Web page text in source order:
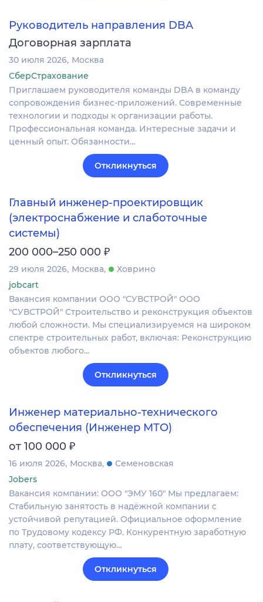
Руководитель направления DBA
Договорная зарплата
30 июля 2026 Москва
СберСтрахование
Приглашаем руководителя команды DBA в команду
сопровождения бизнес-приложений. Современные
технологии и подходы к организации работы.
Профессиональная команда. Интересные задачи и
ценный опыт. Обязанности…
Откликнуться
Главный инженер‑проектировщик
(электроснабжение и слаботочные
системы)
200 000–250 000 ₽
29 июля 2026 Москва
Ховрино
jobcart
Вакансия компании ООО "СУВСТРОЙ" ООО
"СУВСТРОЙ" Строительство и реконструкция объектов
любой сложности. Мы специализируемся на широком
спектре строительных работ, включая: Реконструкцию
объектов любого…
Откликнуться
Инженер материально-технического
обеспечения (Инженер МТО)
от 100 000 ₽
16 июля 2026 Москва
Семеновская
Jobers
Вакансия компании: ООО "ЭМУ 160" Мы предлагаем:
Стабильную занятость в надёжной компании с
устойчивой репутацией. Официальное оформление
по Трудовому кодексу РФ. Конкурентную заработную
плату, соответствующую…
Откликнуться